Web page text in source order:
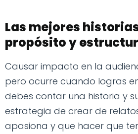
Las mejores
propósito y
Causar impacto en la
pero ocurre cuando logras
debes contar una historia y
estrategia de crear de
apasiona y que hacer que